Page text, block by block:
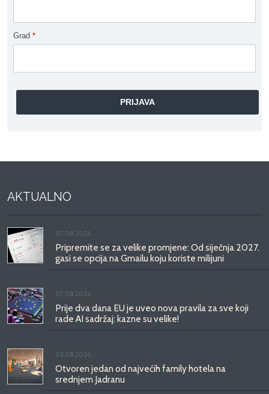
Grad *
AKTUALNO
07.08.2026.
Pripremite se za velike promjene: Od siječnja 2027.
gasi se opcija na Gmailu koju koriste milijuni
07.08.2026.
Prije dva dana EU je uveo nova pravila za sve koji
rade AI sadržaj: kazne su velike!
03.08.2026.
Otvoren jedan od najvećih family hotela na
srednjem Jadranu